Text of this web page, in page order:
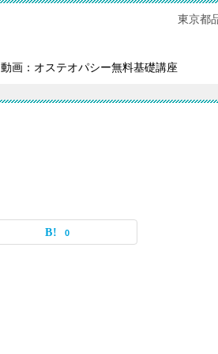
東京都
動画：オステオパシー無料基礎講座
0